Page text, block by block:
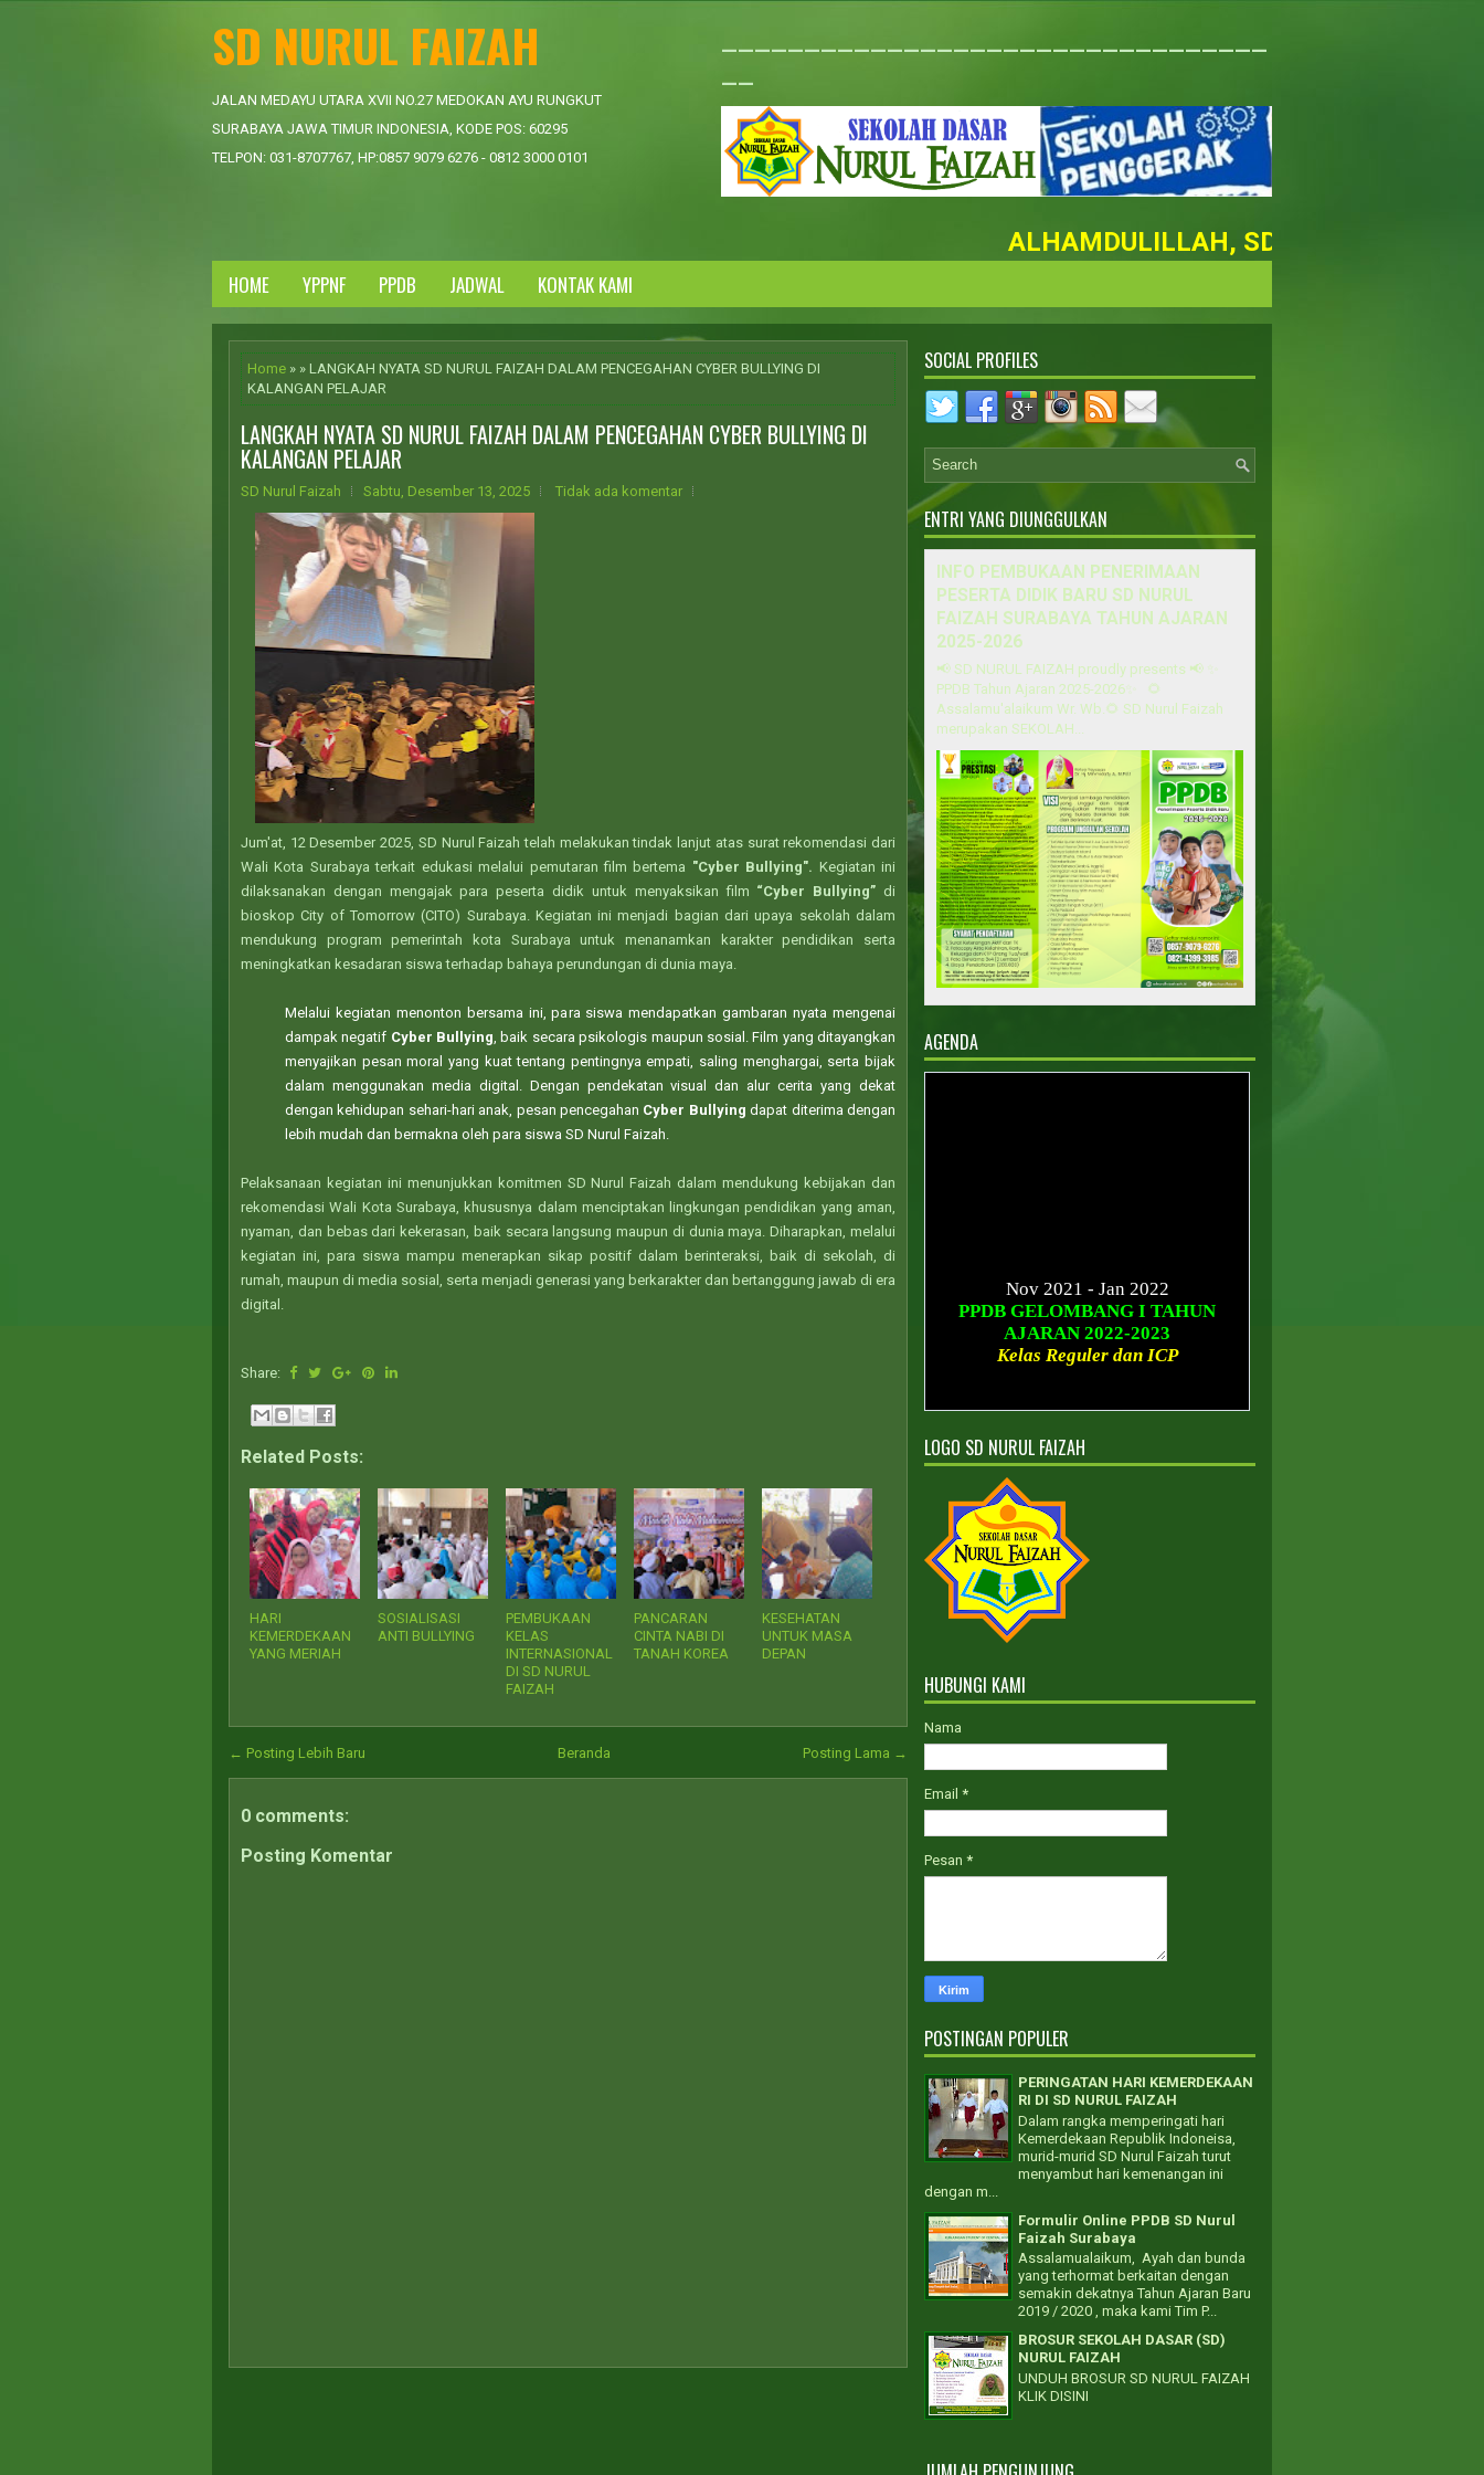
SD NURUL FAIZAH
JALAN MEDAYU UTARA XVII NO.27 MEDOKAN AYU RUNGKUT
SURABAYA JAWA TIMUR INDONESIA, KODE POS: 60295
TELPON: 031-8707767, HP:0857 9079 6276 - 0812 3000 0101
_________________________________
__
ALHAMDULILLAH, SD NURUL FAIZAH
HOME YPPNF PPDB JADWAL KONTAK KAMI
Home » » LANGKAH NYATA SD NURUL FAIZAH DALAM PENCEGAHAN CYBER BULLYING DI
KALANGAN PELAJAR
LANGKAH NYATA SD NURUL FAIZAH DALAM PENCEGAHAN CYBER BULLYING DI
KALANGAN PELAJAR
SD Nurul Faizah Sabtu, Desember 13, 2025 Tidak ada komentar
Jum'at, 12 Desember 2025, SD Nurul Faizah telah melakukan tindak lanjut atas surat rekomendasi dari
Wali Kota Surabaya terkait edukasi melalui pemutaran film bertema "Cyber Bullying". Kegiatan ini
dilaksanakan dengan mengajak para peserta didik untuk menyaksikan film “Cyber ​​​​Bullying” di
bioskop City of Tomorrow (CITO) Surabaya. Kegiatan ini menjadi bagian dari upaya sekolah dalam
mendukung program pemerintah kota Surabaya untuk menanamkan karakter pendidikan serta
meningkatkan kesadaran siswa terhadap bahaya perundungan di dunia maya.
Melalui kegiatan menonton bersama ini, para siswa mendapatkan gambaran nyata mengenai
dampak negatif Cyber Bullying, baik secara psikologis maupun sosial. Film yang ditayangkan
menyajikan pesan moral yang kuat tentang pentingnya empati, saling menghargai, serta bijak
dalam menggunakan media digital. Dengan pendekatan visual dan alur cerita yang dekat
dengan kehidupan sehari-hari anak, pesan pencegahan Cyber Bullying dapat diterima dengan
lebih mudah dan bermakna oleh para siswa SD Nurul Faizah.
Pelaksanaan kegiatan ini menunjukkan komitmen SD Nurul Faizah dalam mendukung kebijakan dan
rekomendasi Wali Kota Surabaya, khususnya dalam menciptakan lingkungan pendidikan yang aman,
nyaman, dan bebas dari kekerasan, baik secara langsung maupun di dunia maya. Diharapkan, melalui
kegiatan ini, para siswa mampu menerapkan sikap positif dalam berinteraksi, baik di sekolah, di
rumah, maupun di media sosial, serta menjadi generasi yang berkarakter dan bertanggung jawab di era
digital.
Share:
Related Posts:
HARI
KEMERDEKAAN
YANG MERIAH
SOSIALISASI
ANTI BULLYING
PEMBUKAAN
KELAS
INTERNASIONAL
DI SD NURUL
FAIZAH
PANCARAN
CINTA NABI DI
TANAH KOREA
KESEHATAN
UNTUK MASA
DEPAN
← Posting Lebih Baru Posting Lama →
Beranda
0 comments:
Posting Komentar
SOCIAL PROFILES
ENTRI YANG DIUNGGULKAN
INFO PEMBUKAAN PENERIMAAN
PESERTA DIDIK BARU SD NURUL
FAIZAH SURABAYA TAHUN AJARAN
2025-2026
📢 SD NURUL FAIZAH proudly presents 📢 ✨
PPDB Tahun Ajaran 2025-2026✨ 🌻
Assalamu'alaikum Wr. Wb.🌻 SD Nurul Faizah
merupakan SEKOLAH...
AGENDA
PPDB GELOMBANG I TAHUN
AJARAN 2022-2023
Kelas Reguler dan ICP
Kelas Reguler dan ICP
Sesudah Maret 2022
PPDB GELOMBANG III TAHUN
AJARAN 2022-2023
Kelas Reguler dan ICP
LOGO SD NURUL FAIZAH
HUBUNGI KAMI
Nama
Email *
Pesan *
POSTINGAN POPULER
PERINGATAN HARI KEMERDEKAAN
RI DI SD NURUL FAIZAH
Dalam rangka memperingati hari
Kemerdekaan Republik Indoneisa,
murid-murid SD Nurul Faizah turut
menyambut hari kemenangan ini
dengan m...
Formulir Online PPDB SD Nurul
Faizah Surabaya
Assalamualaikum, Ayah dan bunda
yang terhormat berkaitan dengan
semakin dekatnya Tahun Ajaran Baru
2019 / 2020 , maka kami Tim P...
BROSUR SEKOLAH DASAR (SD)
NURUL FAIZAH
UNDUH BROSUR SD NURUL FAIZAH
KLIK DISINI